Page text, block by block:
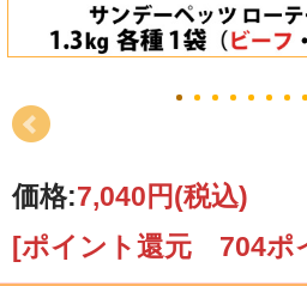
価格:7,040円(税込)
[ポイント還元 704ポ